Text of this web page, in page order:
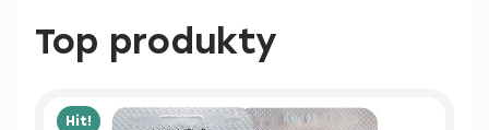
Top produkty
Hit!